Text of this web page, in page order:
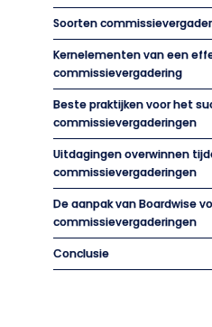
Soorten
Kernelementen van een
commissievergadering
Beste praktijken voor het
commissievergaderingen
Uitdagingen overwinnen
commissievergaderingen
De aanpak van Boardwise
commissievergaderingen
Conclusie